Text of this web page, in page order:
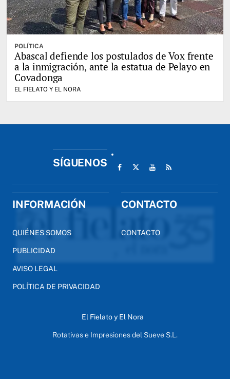
POLÍTICA
Abascal defiende los postulados de Vox frente
a la inmigración, ante la estatua de Pelayo en
Covadonga
EL FIELATO Y EL NORA
SÍGUENOS
INFORMACIÓN
QUIÉNES SOMOS
PUBLICIDAD
AVISO LEGAL
POLÍTICA DE PRIVACIDAD
CONTACTO
CONTACTO
El Fielato y El Nora
Rotativas e Impresiones del Sueve S.L.